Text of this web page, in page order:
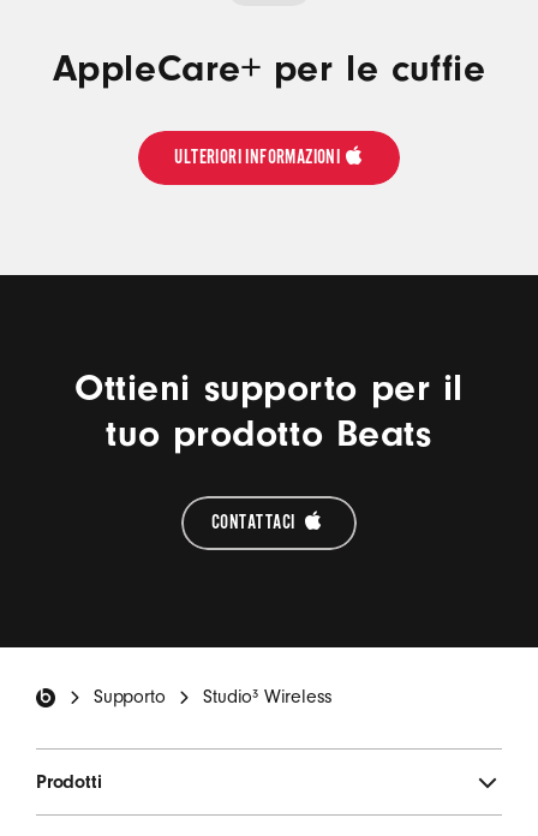
AppleCare+ per le cuffie
ULTERIORI INFORMAZIONI
Ottieni supporto per il
tuo prodotto Beats
CONTATTACI
Supporto Studio³ Wireless
Prodotti